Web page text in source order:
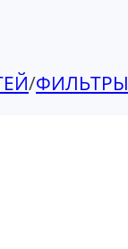
/ФИЛЬТРЫ